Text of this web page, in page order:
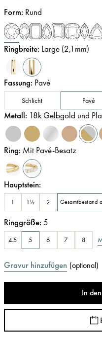
Form: Rund
Ringbreite: Large (2,1mm)
Fassung: Pavé
Schlicht Pavé
Metall: 18k Gelbgold und
Ring: Mit Pavé-Besatz
Hauptstein:
1 1½ 2 Gesamtbestand
Ringgröße: 5
4.5 5 6 7 8
Gravur hinzufügen (optional)
In